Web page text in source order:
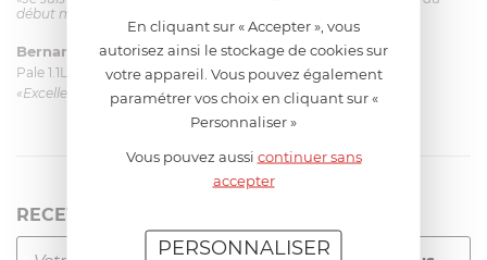
début mais ça le fait. La livraison a été très rapide. ...»
Bernard le 23/06/2026 à 09:43
Pale 1.1L pour Glacier Magimix 11031/121/123/124
«Excellent: produit et livraison»
RECEVEZ LA NEWSLETTER
En cliquant sur « Accepter », vous
autorisez ainsi le stockage de cookies sur
votre appareil. Vous pouvez également
paramétrer vos choix en cliquant sur «
Personnaliser »
Vous pouvez aussi continuer sans
accepter
PERSONNALISER